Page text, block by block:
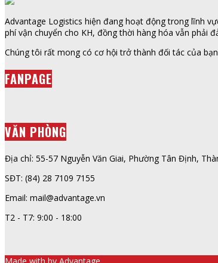
Advantage Logistics hiện đang hoạt động trong lĩnh
phí vận chuyển cho KH, đồng thời hàng hóa vẫn phải
Chúng tôi rất mong có cơ hội trở thành đối tác của
FANPAGE
VĂN PHÒNG
Địa chỉ: 55-57 Nguyễn Văn Giai, Phường Tân Định,
SĐT: (84) 28 7109 7155
Email: mail@advantage.vn
T2 - T7: 9:00 - 18:00